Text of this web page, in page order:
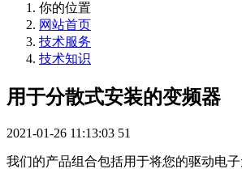
你的位置
网站首页
技术服务
技术知识
用于分散式安装的变频器
2021-01-26 11:13:03 51
我们的产品组合包括用于将您的驱动电